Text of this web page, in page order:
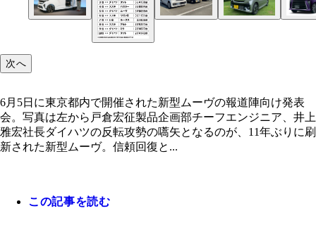
6月5日に東京都内で開催された新型ムーヴの報道
還した
左からN-BOX、N-BOXジョイ、N-BOXカスタム。
絶対王者として君臨するホンダのN-BOXシリーズ
今年5月に国内累計販売台数300万台を達成したダ
次へ
6月5日に東京都内で開催された新型ムーヴの報道陣向け発表
会。写真は左から戸倉宏征製品企画部チーフエンジニア、井上
雅宏社長ダイハツの反転攻勢の嚆矢となるのが、11年ぶりに刷
新された新型ムーヴ。信頼回復と...
この記事を読む